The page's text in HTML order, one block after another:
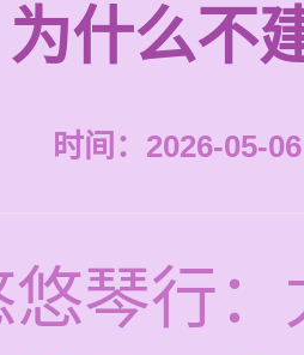
为什么不
时间：2026-05-
琴行